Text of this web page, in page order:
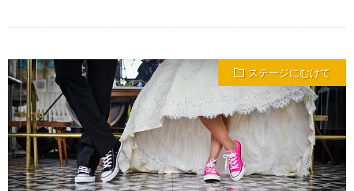
ステージにむけて